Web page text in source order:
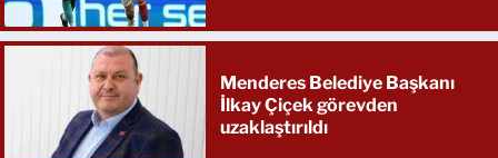
Menderes Belediye Başkanı
İlkay Çiçek görevden
uzaklaştırıldı